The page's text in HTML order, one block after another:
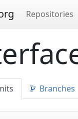
Repositories
Branches